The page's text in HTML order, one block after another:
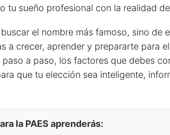
tu sueño profesional con la realidad
el nombre más famoso, sino de
a crecer, aprender y prepararte para
paso a paso, los factores que debes
que tu elección sea inteligente,
la PAES aprenderás: